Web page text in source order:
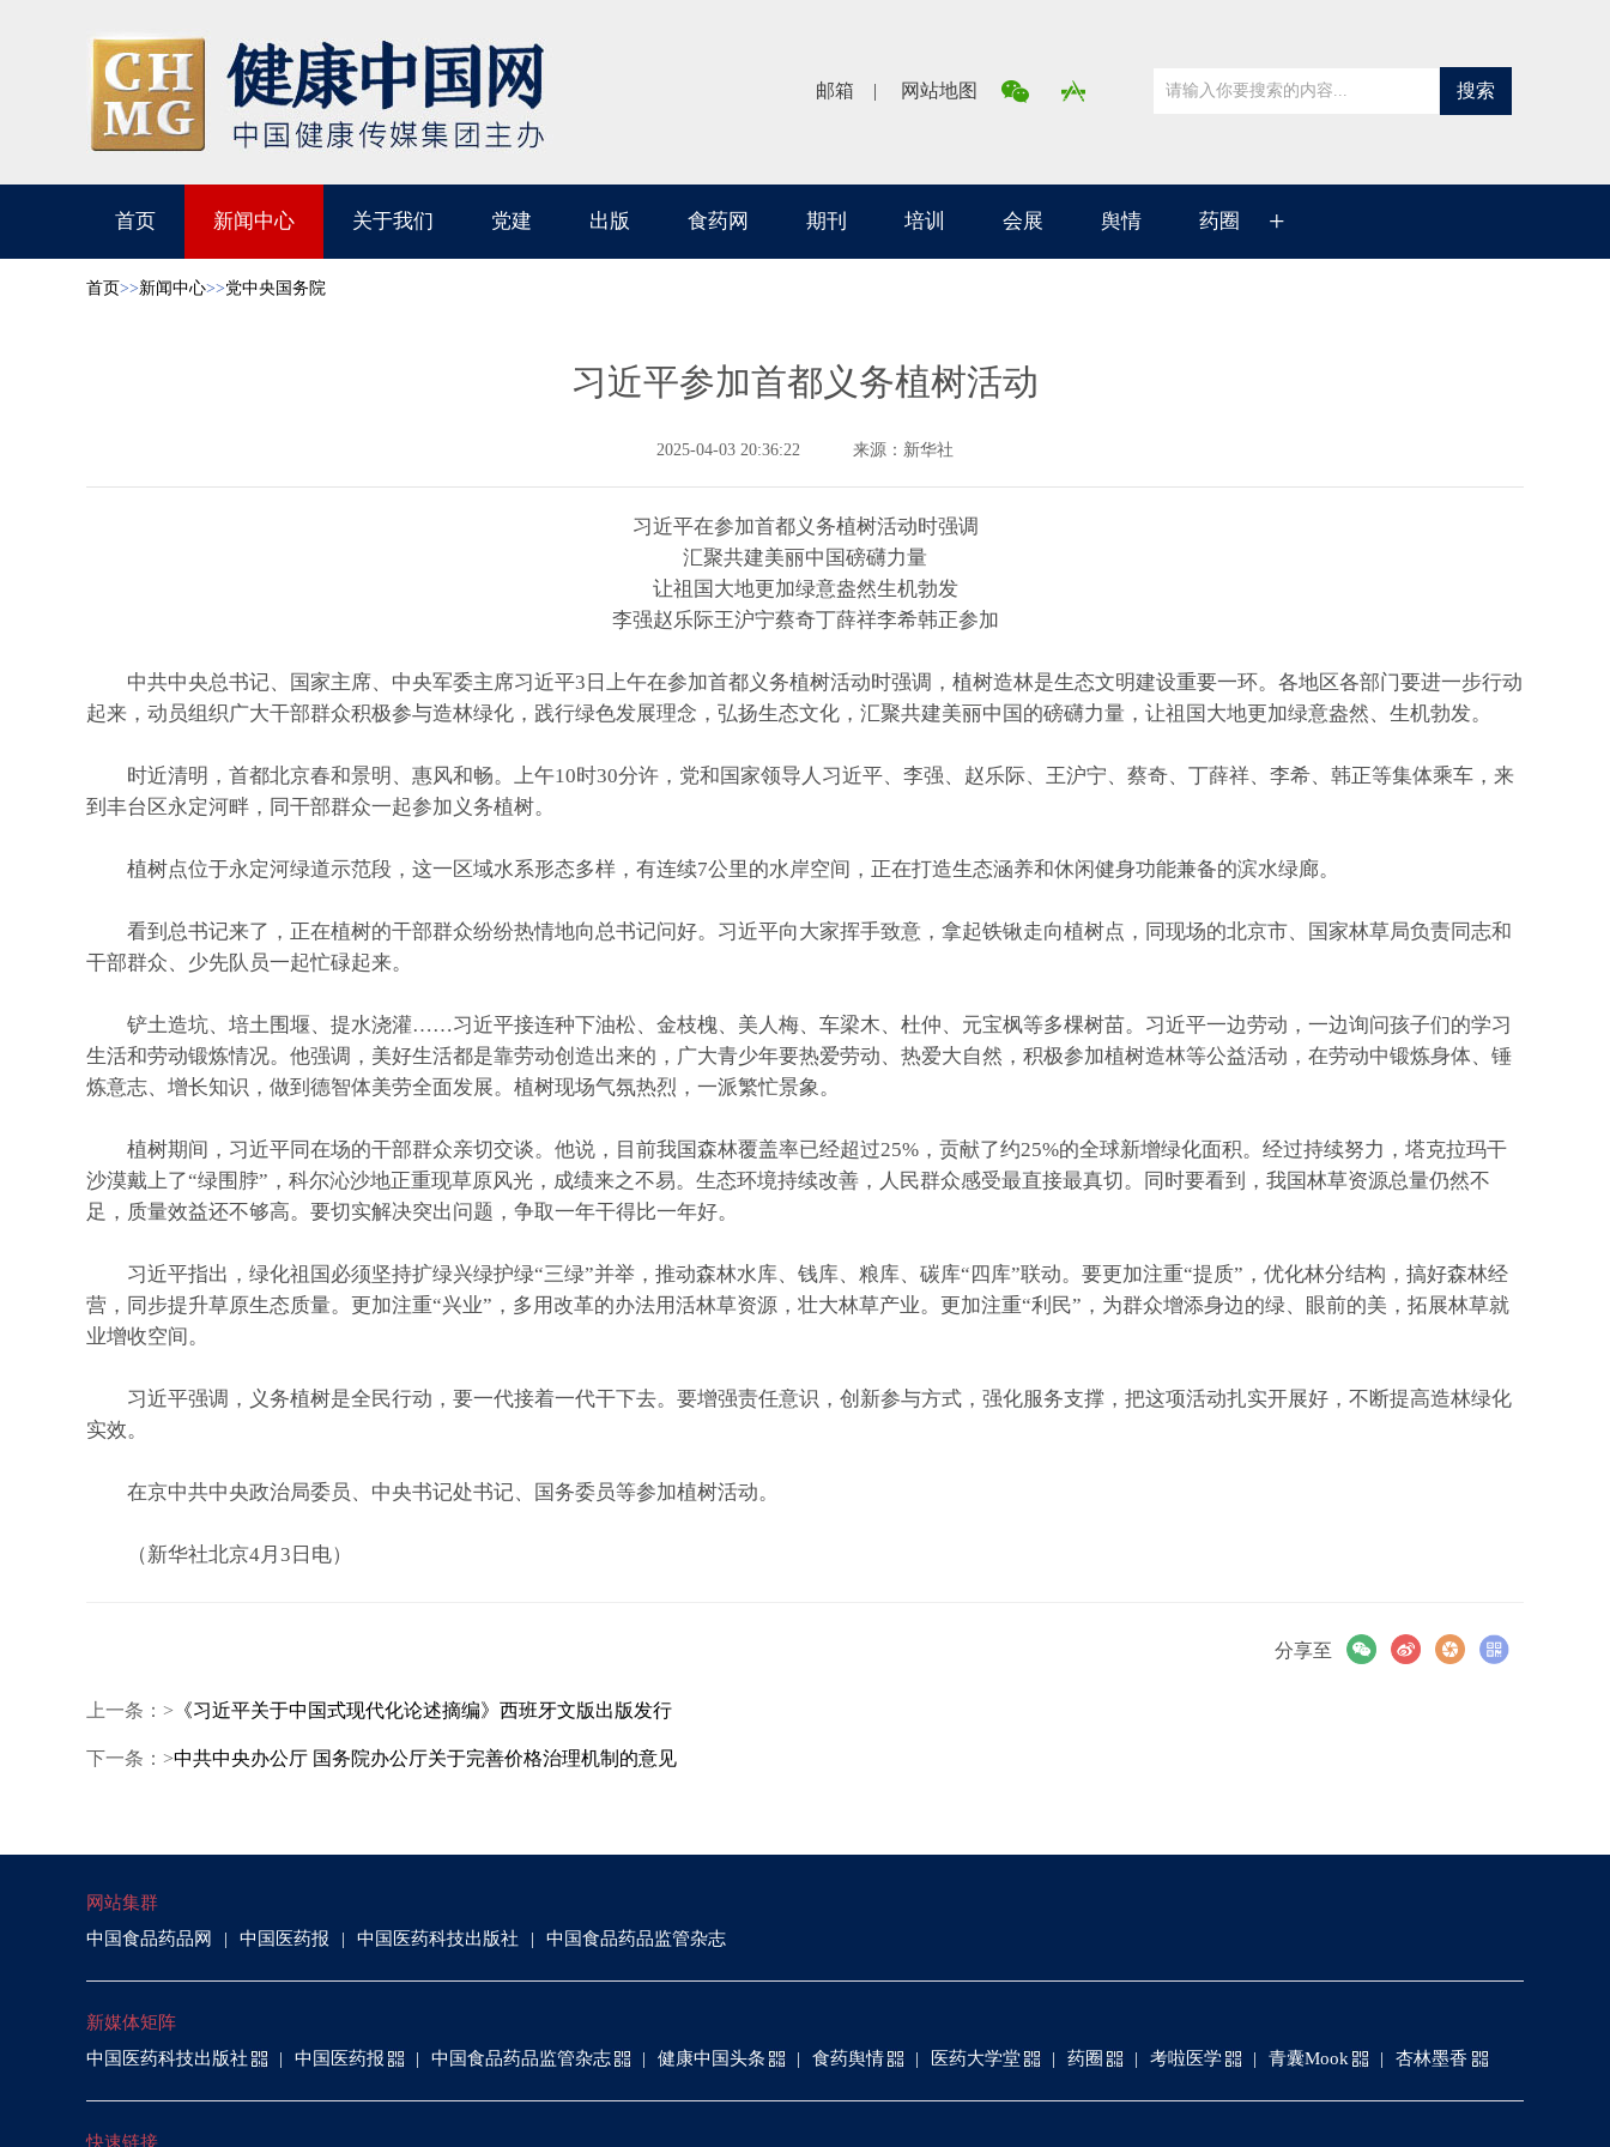
邮箱 网站地图 搜索
首页 新闻中心 关于我们 党建 出版 食药网 期刊 培训 会展 舆情 药圈 +
首页>>新闻中心>>党中央国务院
习近平参加首都义务植树活动
2025-04-03 20:36:22 来源：新华社
习近平在参加首都义务植树活动时强调
汇聚共建美丽中国磅礴力量
让祖国大地更加绿意盎然生机勃发
李强赵乐际王沪宁蔡奇丁薛祥李希韩正参加
中共中央总书记、国家主席、中央军委主席习近平3日上午在参加首都义务植树活动时强调，植树造林是生态文明建设重要一环。各地区各部门要进一步行动
起来，动员组织广大干部群众积极参与造林绿化，践行绿色发展理念，弘扬生态文化，汇聚共建美丽中国的磅礴力量，让祖国大地更加绿意盎然、生机勃发。
时近清明，首都北京春和景明、惠风和畅。上午10时30分许，党和国家领导人习近平、李强、赵乐际、王沪宁、蔡奇、丁薛祥、李希、韩正等集体乘车，来
到丰台区永定河畔，同干部群众一起参加义务植树。
植树点位于永定河绿道示范段，这一区域水系形态多样，有连续7公里的水岸空间，正在打造生态涵养和休闲健身功能兼备的滨水绿廊。
看到总书记来了，正在植树的干部群众纷纷热情地向总书记问好。习近平向大家挥手致意，拿起铁锹走向植树点，同现场的北京市、国家林草局负责同志和
干部群众、少先队员一起忙碌起来。
铲土造坑、培土围堰、提水浇灌……习近平接连种下油松、金枝槐、美人梅、车梁木、杜仲、元宝枫等多棵树苗。习近平一边劳动，一边询问孩子们的学习
生活和劳动锻炼情况。他强调，美好生活都是靠劳动创造出来的，广大青少年要热爱劳动、热爱大自然，积极参加植树造林等公益活动，在劳动中锻炼身体、锤
炼意志、增长知识，做到德智体美劳全面发展。植树现场气氛热烈，一派繁忙景象。
植树期间，习近平同在场的干部群众亲切交谈。他说，目前我国森林覆盖率已经超过25%，贡献了约25%的全球新增绿化面积。经过持续努力，塔克拉玛干
沙漠戴上了“绿围脖”，科尔沁沙地正重现草原风光，成绩来之不易。生态环境持续改善，人民群众感受最直接最真切。同时要看到，我国林草资源总量仍然不
足，质量效益还不够高。要切实解决突出问题，争取一年干得比一年好。
习近平指出，绿化祖国必须坚持扩绿兴绿护绿“三绿”并举，推动森林水库、钱库、粮库、碳库“四库”联动。要更加注重“提质”，优化林分结构，搞好森林经
营，同步提升草原生态质量。更加注重“兴业”，多用改革的办法用活林草资源，壮大林草产业。更加注重“利民”，为群众增添身边的绿、眼前的美，拓展林草就
业增收空间。
习近平强调，义务植树是全民行动，要一代接着一代干下去。要增强责任意识，创新参与方式，强化服务支撑，把这项活动扎实开展好，不断提高造林绿化
实效。
在京中共中央政治局委员、中央书记处书记、国务委员等参加植树活动。
（新华社北京4月3日电）
分享至
上一条：> 《习近平关于中国式现代化论述摘编》西班牙文版出版发行
下一条：>中共中央办公厅 国务院办公厅关于完善价格治理机制的意见
网站集群
中国食品药品网
中国医药报 中国医药科技出版社 中国食品药品监管杂志
新媒体矩阵
中国医药科技出版社
中国医药报 中国食品药品监管杂志 健康中国头条 食药舆情 医药大学堂 药圈 考啦医学 青囊Mook 杏林墨香
快速链接